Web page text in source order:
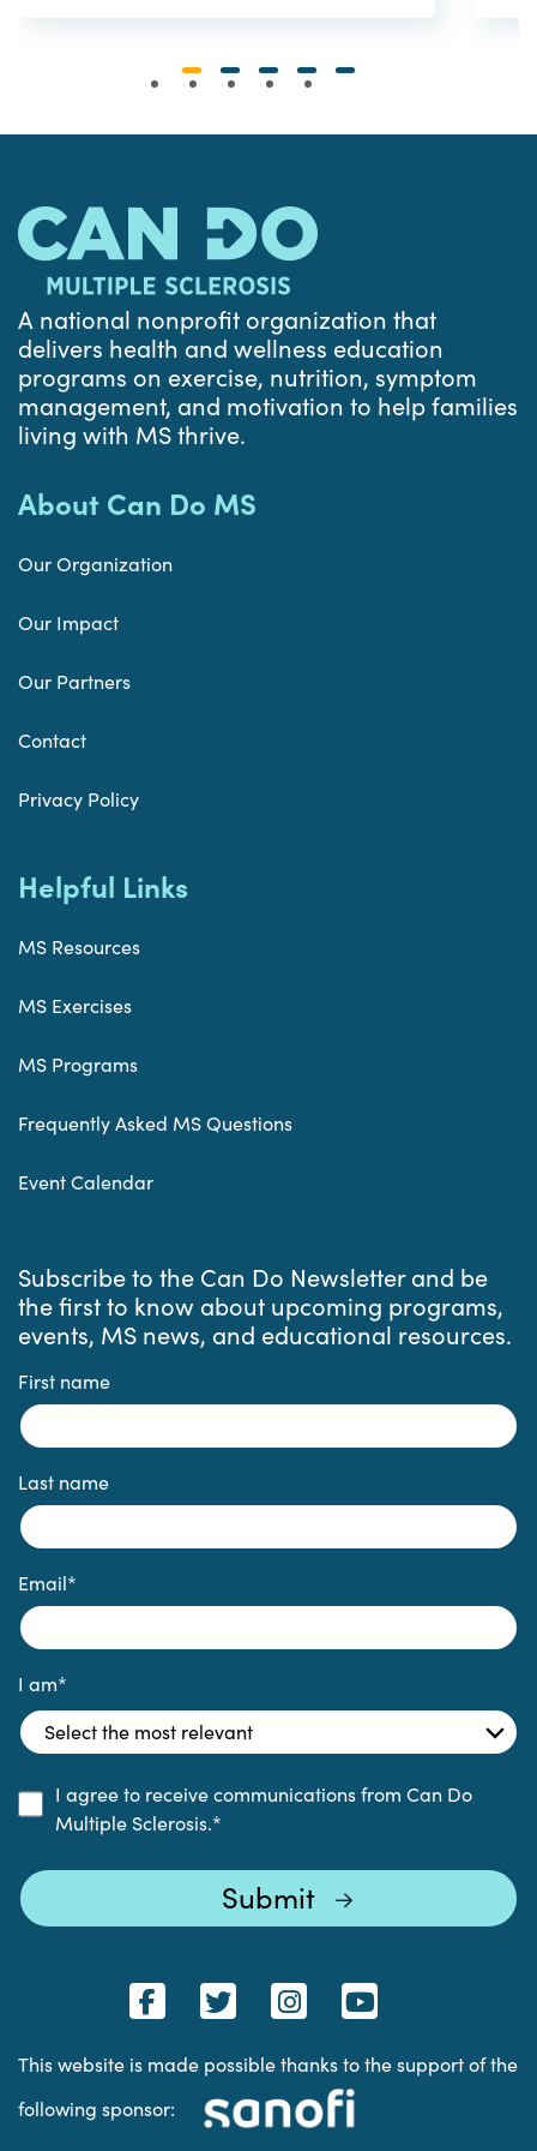
A national nonprofit organization that
delivers health and wellness education
programs on exercise, nutrition, symptom
management, and motivation to help families
living with MS thrive.
About Can Do MS
Our Organization
Our Impact
Our Partners
Contact
Privacy Policy
Helpful Links
MS Resources
MS Exercises
MS Programs
Frequently Asked MS Questions
Event Calendar
Subscribe to the Can Do Newsletter and be
the first to know about upcoming programs,
events, MS news, and educational resources.
First name
Last name
Email*
I am*
I agree to receive communications from Can Do
Multiple Sclerosis.*
This website is made possible thanks to the support of the
following sponsor: